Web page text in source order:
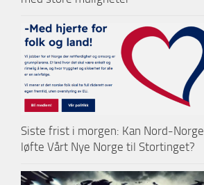
Siste frist i morgen: Kan Nord-Norge
løfte Vårt Nye Norge til Stortinget?